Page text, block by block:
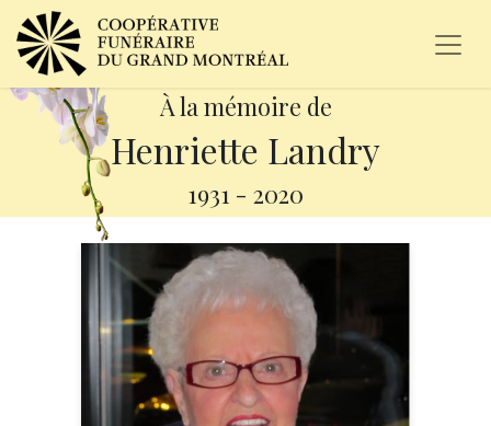
À la mémoire de
Henriette Landry
1931 - 2020